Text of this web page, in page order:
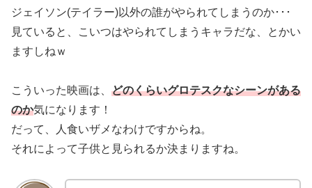
ジェイソン(テイラー)以外の誰がやられてしまうのか･･･
見ていると、こいつはやられてしまうキャラだな、とかい
ますしねｗ
こういった映画は、 どのくらいグロテスクなシーンがある
のか気になります！
だって、人食いザメなわけですからね。
それによって子供と見られるか決まりますね。